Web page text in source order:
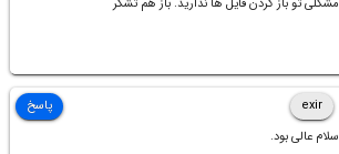
مشکلی تو باز کردن فایل ها ندارید. باز هم تشکر
exir
سلام عالی بود.
پاسخ